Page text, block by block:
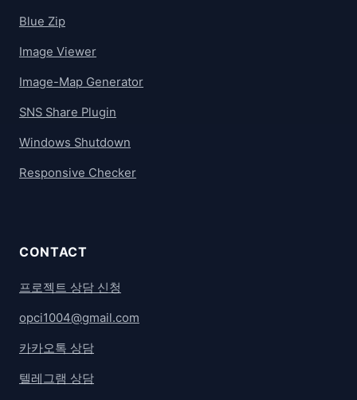
Blue Zip
Image Viewer
Image-Map Generator
SNS Share Plugin
Windows Shutdown
Responsive Checker
CONTACT
프로젝트 상담 신청
opci1004@gmail.com
카카오톡 상담
텔레그램 상담